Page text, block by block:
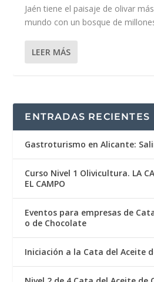
Jaén tiene el paisaje de olivar
mundo con un bosque de
LEER MÁS
ENTRADAS RECIENTES
Gastroturismo en Alicante:
Curso Nivel 1 Olivicultura. LA
EL CAMPO
Eventos para empresas de
o de Chocolate
Iniciación a la Cata del Aceite